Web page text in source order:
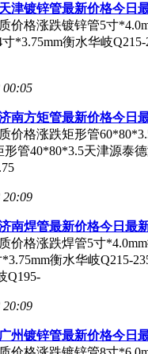
津镀锌管最新价格今日
价格涨跌镀锌管5寸
*3.75mm衡水华岐
00:05
南方矩管最新价格今日
价格涨跌矩形管
形管40*80*3.5天津源泰
20:09
南焊管最新价格今日最
价格涨跌焊管5寸
衡水华岐Q215-
Q195-
20:09
州镀锌管最新价格今日